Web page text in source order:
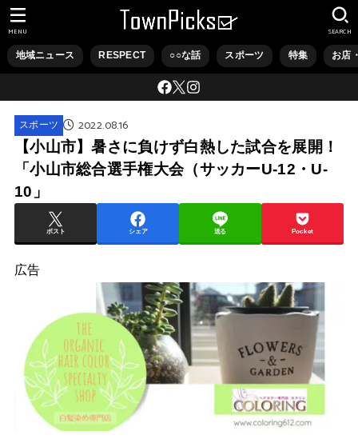
地域ニュース RESPECT ○○な話 スポーツ 特集 お店
SEARCH
MENU
スポーツ 2022.08.16
【小山市】暑さに負けず白熱した試合を展開！
「小山市総合選手権大会（サッカーU-12・U-
10」
ポスト シェア 送る Pocket
広告